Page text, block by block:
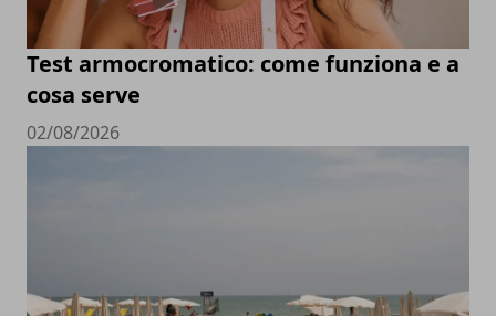
Test armocromatico: come funziona e a
cosa serve
02/08/2026